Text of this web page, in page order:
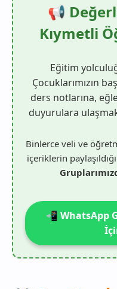
📢
Kıymetli
Eğitim
Çocuklarımızın
ders notlarına,
duyurulara
Binlerce veli ve
içeriklerin
📲 WhatsApp